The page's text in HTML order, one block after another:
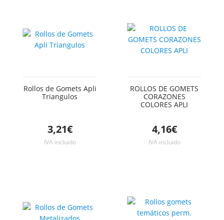
Rollos de Gomets Apli
Triangulos
3,21€
IVA incluido
ROLLOS DE GOMETS
CORAZONES
COLORES APLI
4,16€
IVA incluido